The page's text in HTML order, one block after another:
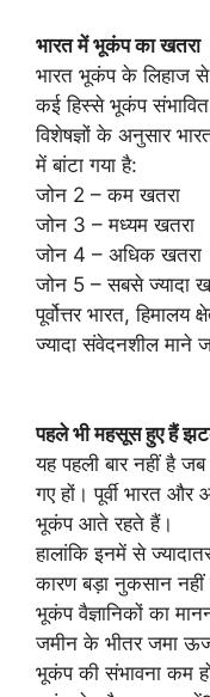
भारत में भूकंप का खतरा
भारत भूकंप के लिहाज
कई हिस्से भूकंप
विशेषज्ञों के अनुसार
में बांटा गया है:
जोन 2 – कम खतरा
जोन 3 – मध्यम खतरा
जोन 4 – अधिक खतरा
जोन 5 – सबसे ज्यादा
पूर्वोत्तर भारत,
ज्यादा संवेदनशील माने
पहले भी महसूस हुए हैं
यह पहली बार नहीं है
गए हों। पूर्वी भारत
भूकंप आते रहते हैं।
हालांकि इनमें से
कारण बड़ा नुकसान नहीं
भूकंप वैज्ञानिकों का
जमीन के भीतर जमा
भूकंप की संभावना कम